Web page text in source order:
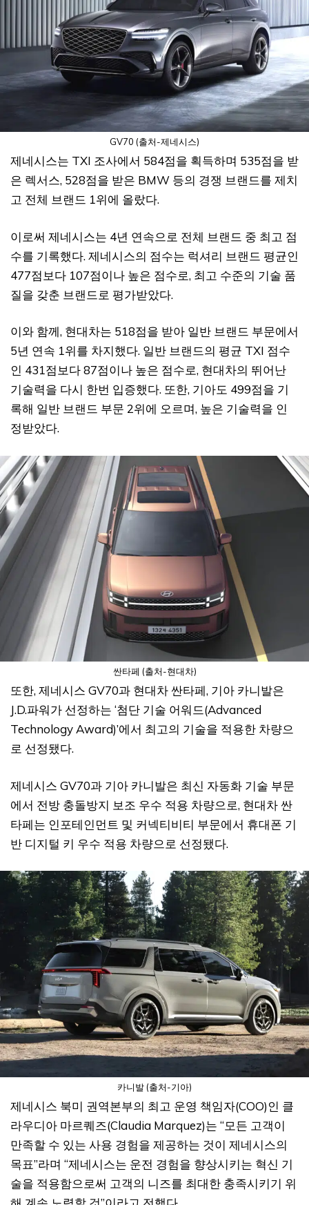
GV70 (출처-제네시스)
제네시스는 TXI 조사에서 584점을 획득하며 535점을 받
은 렉서스, 528점을 받은 BMW 등의 경쟁 브랜드를 제치
고 전체 브랜드 1위에 올랐다.
이로써 제네시스는 4년 연속으로 전체 브랜드 중 최고 점
수를 기록했다. 제네시스의 점수는 럭셔리 브랜드 평균인
477점보다 107점이나 높은 점수로, 최고 수준의 기술 품
질을 갖춘 브랜드로 평가받았다.
이와 함께, 현대차는 518점을 받아 일반 브랜드 부문에서
5년 연속 1위를 차지했다. 일반 브랜드의 평균 TXI 점수
인 431점보다 87점이나 높은 점수로, 현대차의 뛰어난
기술력을 다시 한번 입증했다. 또한, 기아도 499점을 기
록해 일반 브랜드 부문 2위에 오르며, 높은 기술력을 인
정받았다.
싼타페 (출처-현대차)
또한, 제네시스 GV70과 현대차 싼타페, 기아 카니발은
J.D.파워가 선정하는 ‘첨단 기술 어워드(Advanced
Technology Award)’에서 최고의 기술을 적용한 차량으
로 선정됐다.
제네시스 GV70과 기아 카니발은 최신 자동화 기술 부문
에서 전방 충돌방지 보조 우수 적용 차량으로, 현대차 싼
타페는 인포테인먼트 및 커넥티비티 부문에서 휴대폰 기
반 디지털 키 우수 적용 차량으로 선정됐다.
카니발 (출처-기아)
제네시스 북미 권역본부의 최고 운영 책임자(COO)인 클
라우디아 마르퀘즈(Claudia Marquez)는 “모든 고객이
만족할 수 있는 사용 경험을 제공하는 것이 제네시스의
목표”라며 “제네시스는 운전 경험을 향상시키는 혁신 기
술을 적용함으로써 고객의 니즈를 최대한 충족시키기 위